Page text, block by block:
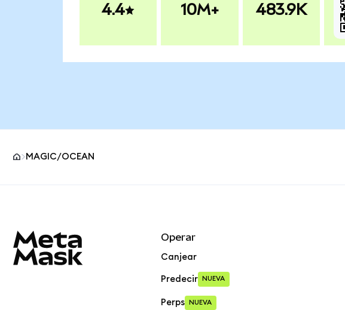
4.4 10M+ 483.9K
MAGIC/OCEAN
Operar
Canjear
Predecir NUEVA
Perps NUEVA